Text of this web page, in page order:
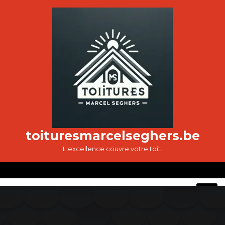
toituresmarcelseghers.be
L'excellence couvre votre toit.